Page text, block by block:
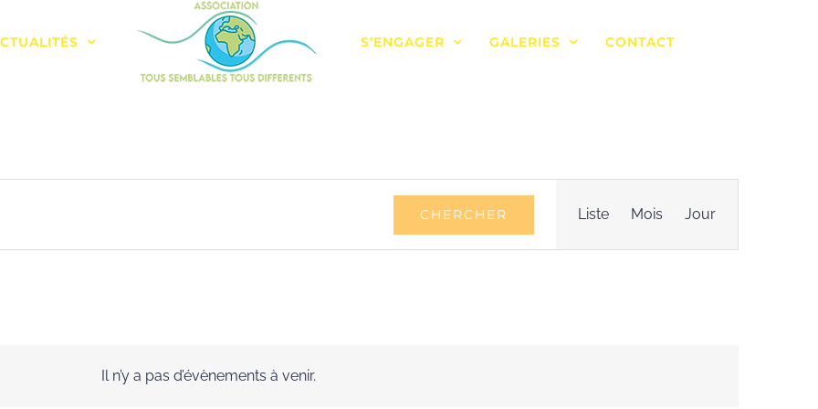
S’ENGAGER GALERIES CONTACT
Il n’y a pas d’évènements à venir.
CHERCHER Liste Mois Jour